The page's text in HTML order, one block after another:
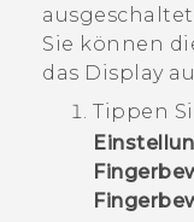
Sie können
das Display
Tippen